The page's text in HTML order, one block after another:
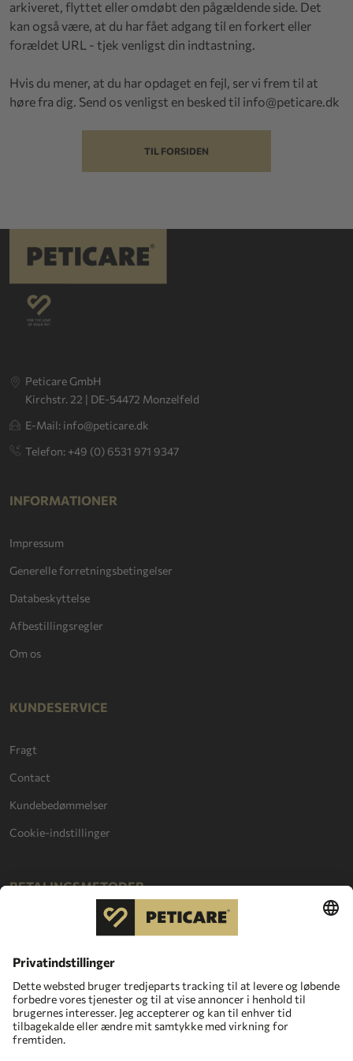
arkiveret, flyttet eller omdøbt den pågældende side. Det
kan også være, at du har fået adgang til en forkert eller
forældet URL - tjek venligst din indtastning.
Hvis du mener, at du har opdaget en fejl, ser vi frem til at
høre fra dig. Send os venligst en besked til info@peticare.dk
TIL FORSIDEN
Peticare GmbH
Kirchstr. 22 | DE-54472 Monzelfeld
E-Mail: info@peticare.dk
Telefon: +49 (0) 6531 971 9347
INFORMATIONER
Impressum
Generelle forretningsbetingelser
Databeskyttelse
Afbestillingsregler
Om os
KUNDESERVICE
Fragt
Contact
Kundebedømmelser
Cookie-indstillinger
BETALINGSMETODER